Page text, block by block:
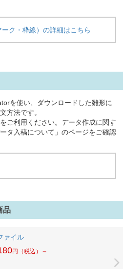
ク・枠線）の詳細はこちら
を使い、ダウンロードした雛形に
方法です。
ご利用ください。データ作成に関す
タ入稿について」のページをご確認
品
ァイル
円 （税込）～